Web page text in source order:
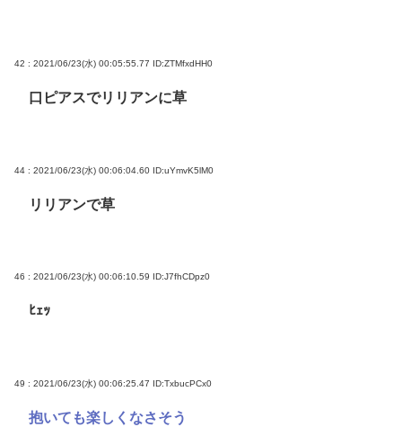
42 : 2021/06/23(水) 00:05:55.77 ID:ZTMfxdHH0
口ピアスでリリアンに草
44 : 2021/06/23(水) 00:06:04.60 ID:uYmvK5lM0
リリアンで草
46 : 2021/06/23(水) 00:06:10.59 ID:J7fhCDpz0
ﾋｪｯ
49 : 2021/06/23(水) 00:06:25.47 ID:TxbucPCx0
抱いても楽しくなさそう